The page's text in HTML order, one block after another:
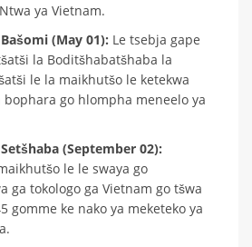
ya Vietnam.
(May 01): Le tsebja gape
la Boditšhabatšhaba la
le la maikhutšo le ketekwa
bophara go hlompha meneelo ya
(September 02):
le le swaya go
ga tokologo ga Vietnam go tšwa
gomme ke nako ya meketeko ya